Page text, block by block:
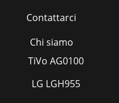
Contattarci
Chi siamo
TiVo AG0100
LG LGH955